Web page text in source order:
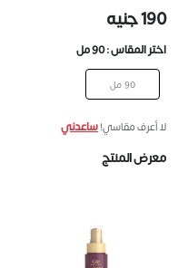
190 جنيه
اختر المقاس :90 مل
90 مل
لا أعرف مقاسي!ساعدني
معرض المنتج